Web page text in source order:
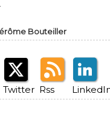
Bouteiller
Twitter Rss